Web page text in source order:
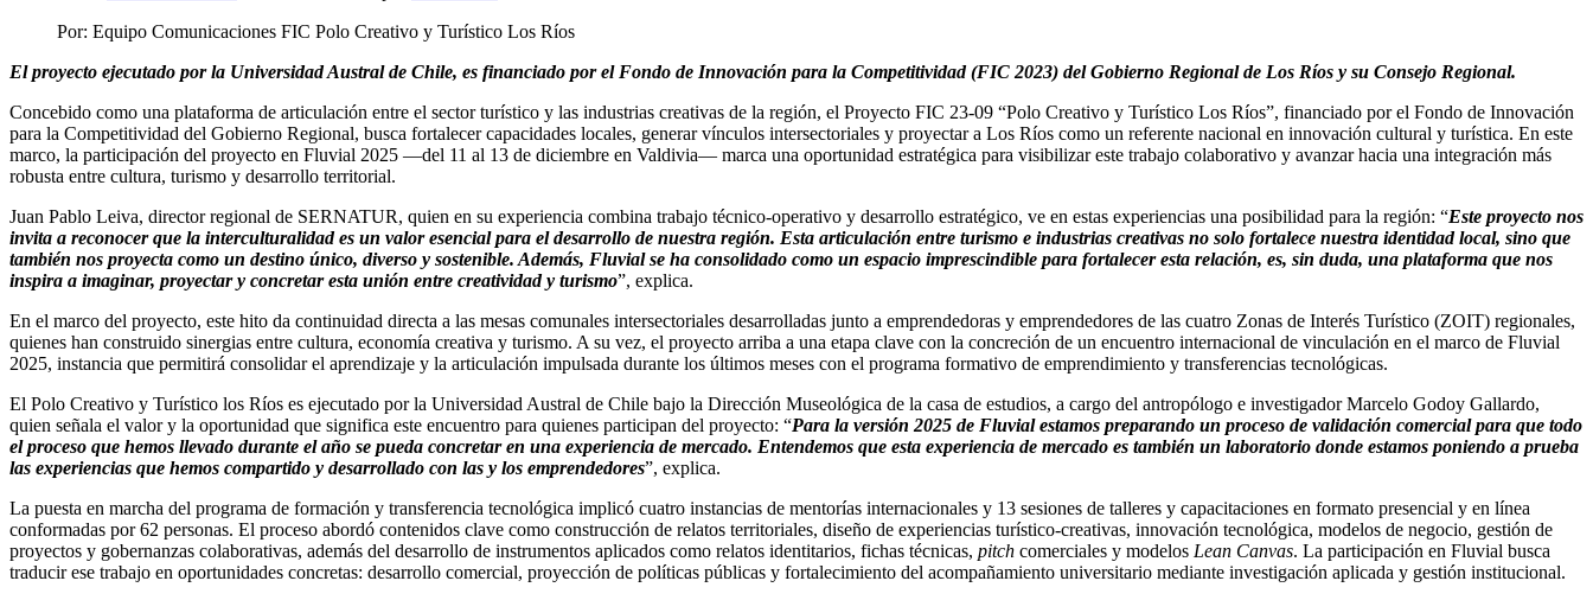
Por: Equipo Comunicaciones FIC Polo Creativo y Turístico Los Ríos
El proyecto ejecutado por la Universidad Austral de Chile, es financiado por el Fondo de Innovación para la Competitividad (FIC 2023) del Gobierno Regional de Los Ríos y su Consejo Regional.
Concebido como una plataforma de articulación entre el sector turístico y las industrias creativas de la región, el Proyecto FIC 23-09 “Polo Creativo y Turístico Los Ríos”, financiado por el Fondo de Innovación
para la Competitividad del Gobierno Regional, busca fortalecer capacidades locales, generar vínculos intersectoriales y proyectar a Los Ríos como un referente nacional en innovación cultural y turística. En este
marco, la participación del proyecto en Fluvial 2025 —del 11 al 13 de diciembre en Valdivia— marca una oportunidad estratégica para visibilizar este trabajo colaborativo y avanzar hacia una integración más
robusta entre cultura, turismo y desarrollo territorial.
Juan Pablo Leiva, director regional de SERNATUR, quien en su experiencia combina trabajo técnico-operativo y desarrollo estratégico, ve en estas experiencias una posibilidad para la región: “Este proyecto nos
invita a reconocer que la interculturalidad es un valor esencial para el desarrollo de nuestra región. Esta articulación entre turismo e industrias creativas no solo fortalece nuestra identidad local, sino que
también nos proyecta como un destino único, diverso y sostenible. Además, Fluvial se ha consolidado como un espacio imprescindible para fortalecer esta relación, es, sin duda, una plataforma que nos
inspira a imaginar, proyectar y concretar esta unión entre creatividad y turismo”, explica.
En el marco del proyecto, este hito da continuidad directa a las mesas comunales intersectoriales desarrolladas junto a emprendedoras y emprendedores de las cuatro Zonas de Interés Turístico (ZOIT) regionales,
quienes han construido sinergias entre cultura, economía creativa y turismo. A su vez, el proyecto arriba a una etapa clave con la concreción de un encuentro internacional de vinculación en el marco de Fluvial
2025, instancia que permitirá consolidar el aprendizaje y la articulación impulsada durante los últimos meses con el programa formativo de emprendimiento y transferencias tecnológicas.
El Polo Creativo y Turístico los Ríos es ejecutado por la Universidad Austral de Chile bajo la Dirección Museológica de la casa de estudios, a cargo del antropólogo e investigador Marcelo Godoy Gallardo,
quien señala el valor y la oportunidad que significa este encuentro para quienes participan del proyecto: “Para la versión 2025 de Fluvial estamos preparando un proceso de validación comercial para que todo
el proceso que hemos llevado durante el año se pueda concretar en una experiencia de mercado. Entendemos que esta experiencia de mercado es también un laboratorio donde estamos poniendo a prueba
las experiencias que hemos compartido y desarrollado con las y los emprendedores”, explica.
La puesta en marcha del programa de formación y transferencia tecnológica implicó cuatro instancias de mentorías internacionales y 13 sesiones de talleres y capacitaciones en formato presencial y en línea
conformadas por 62 personas. El proceso abordó contenidos clave como construcción de relatos territoriales, diseño de experiencias turístico-creativas, innovación tecnológica, modelos de negocio, gestión de
proyectos y gobernanzas colaborativas, además del desarrollo de instrumentos aplicados como relatos identitarios, fichas técnicas, pitch comerciales y modelos Lean Canvas. La participación en Fluvial busca
traducir ese trabajo en oportunidades concretas: desarrollo comercial, proyección de políticas públicas y fortalecimiento del acompañamiento universitario mediante investigación aplicada y gestión institucional.